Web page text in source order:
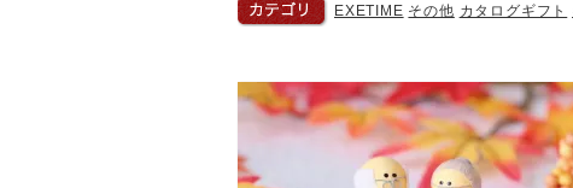
EXETIME その他 カタログギフト